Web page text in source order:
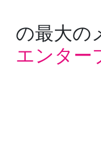
の最大の
エンター